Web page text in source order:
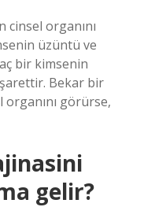
cinsel organını
üzüntü ve
bir kimsenin
Bekar bir
organını görürse,
gelir?